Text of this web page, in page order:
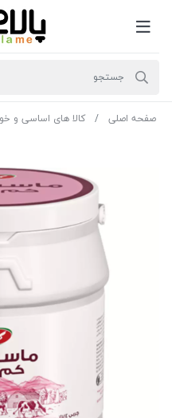
صفحه اصلی کالا های اساسی و